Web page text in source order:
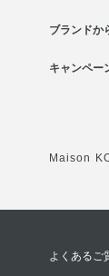
ブランドか
キャンペー
Maison
よくあるご